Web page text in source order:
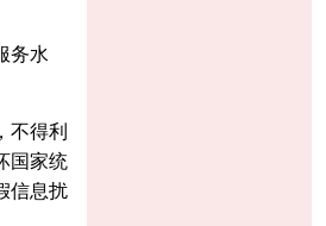
务水
不得利
国家统
信息扰